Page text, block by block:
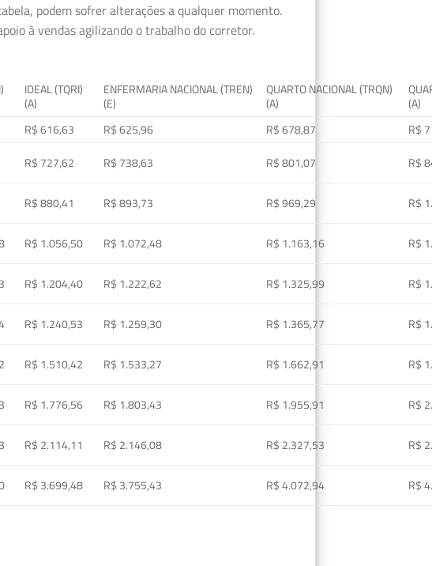
podem sofrer alterações a qualquer momento.
à vendas agilizando o trabalho do corretor.
IDEAL (TQRI)
(A)
ENFERMARIA NACIONAL (TREN)
(E)
QUARTO NACIONAL (TRQN)
(A)
(A)
R$ 616,63 R$ 625,96 R$ 678,87
R$
R$ 727,62 R$ 738,63 R$ 801,07
R$
R$ 880,41 R$ 893,73 R$ 969,29
R$
R$ 1.056,50 R$ 1.072,48 R$ 1.163,16
R$
R$ 1.204,40 R$ 1.222,62 R$ 1.325,99
R$
R$ 1.240,53 R$ 1.259,30 R$ 1.365,77
R$
R$ 1.510,42 R$ 1.533,27 R$ 1.662,91
R$
R$ 1.776,56 R$ 1.803,43 R$ 1.955,91
R$
R$ 2.114,11 R$ 2.146,08 R$ 2.327,53
R$
R$ 3.699,48 R$ 3.755,43 R$ 4.072,94 R$